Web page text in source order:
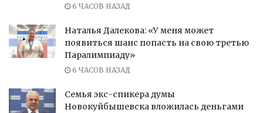
6 ЧАСОВ НАЗАД
Наталья Далекова: «У меня может
появиться шанс попасть на свою третью
Паралимпиаду»
6 ЧАСОВ НАЗАД
Семья экс-спикера думы
Новокуйбышевска вложилась деньгами